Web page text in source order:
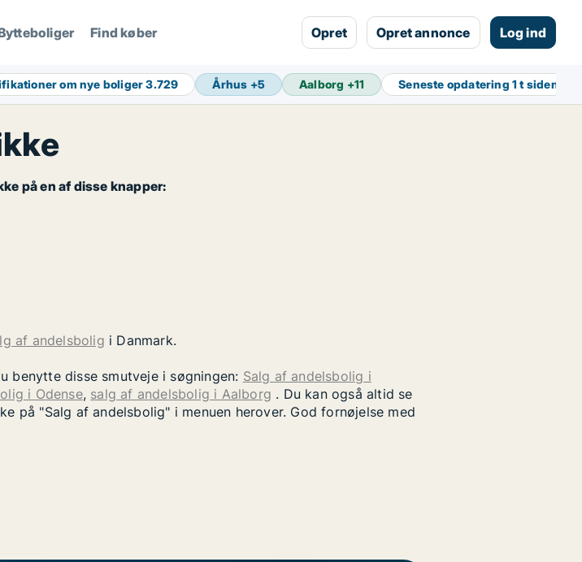
Find køber Opret Opret annonce Log ind
om nye boliger3.729 Århus +5 Aalborg +11 Seneste opdatering1 t siden
på en af disse knapper:
af andelsbolig i Danmark.
benytte disse smutveje i søgningen: Salg af andelsbolig i
i Odense, salg af andelsbolig i Aalborg . Du kan også altid se
på "Salg af andelsbolig" i menuen herover. God fornøjelse med